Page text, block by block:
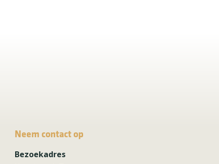
Neem contact op
Bezoekadres